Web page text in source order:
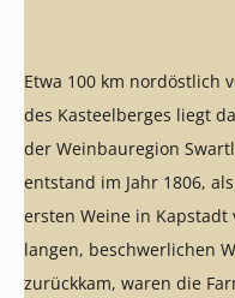
Etwa 100 km nordöstlich
des Kasteelberges liegt
der Weinbauregion
entstand im Jahr 1806,
ersten Weine in
langen, beschwerlichen
zurückkam, waren die